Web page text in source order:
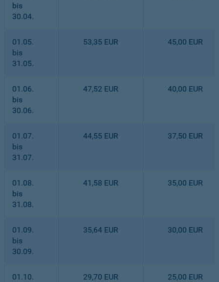
bis
30.04.
01.05.
bis
31.05.
53,35 EUR 45,00 EUR
01.06.
bis
30.06.
47,52 EUR 40,00 EUR
01.07.
bis
31.07.
44,55 EUR 37,50 EUR
01.08.
bis
31.08.
41,58 EUR 35,00 EUR
01.09.
bis
30.09.
35,64 EUR 30,00 EUR
01.10. 29,70 EUR 25,00 EUR